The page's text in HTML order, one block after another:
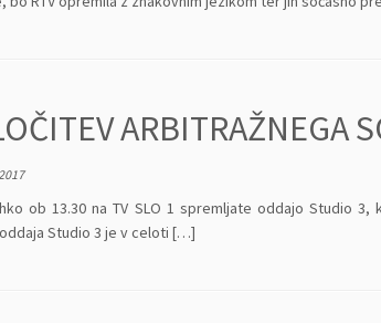
ARBITRAŽNEGA
ob 13.30 na TV SLO 1 spremljate oddajo Studio
Studio 3 je v celoti […]